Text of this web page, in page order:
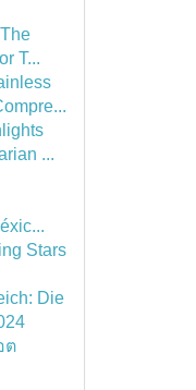
T...
...
Stars
Die
ต